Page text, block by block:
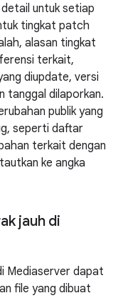
untuk setiap
tingkat patch
alasan tingkat
terkait,
diupdate, versi
tanggal dilaporkan.
publik yang
seperti daftar
terkait dengan
ke angka
jauh di
Mediaserver dapat
file yang dibuat